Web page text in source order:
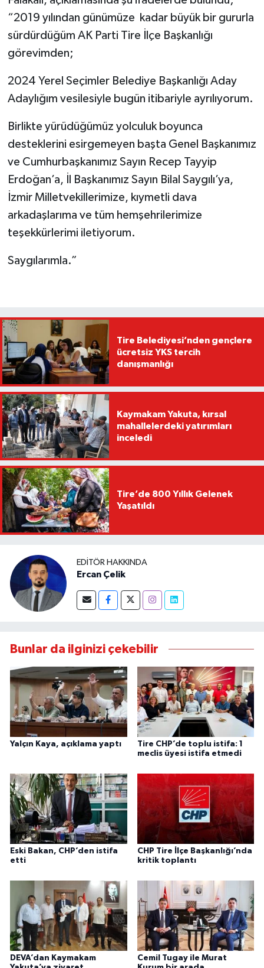
“2019 yılından günümüze kadar büyük bir gururla
sürdürdüğüm AK Parti Tire İlçe Başkanlığı
görevimden;
2024 Yerel Seçimler Belediye Başkanlığı Aday
Adaylığım vesilesiyle bugün itibariyle ayrılıyorum.
Birlikte yürüdüğümüz yolculuk boyunca
desteklerini esirgemeyen başta Genel Başkanımız
ve Cumhurbaşkanımız Sayın Recep Tayyip
Erdoğan’a, İl Başkanımız Sayın Bilal Saygılı’ya,
İzmir Milletvekillerimize, kıymetli dava
arkadaşlarıma ve tüm hemşehrilerimize
teşekkürlerimi iletiyorum.
Saygılarımla.”
Tire Belediyesi’nden gençlere
ücretsiz YKS tercih
danışmanlığı
Kaymakam Yakuta, kırsal
mahallelerdeki yatırımları
inceledi
Tire’de 800 Yıllık Gelenek
Yaşatıldı
EDITÖR HAKKINDA
Ercan Çelik
Bunlar da ilginizi çekebilir
Yalçın Kaya, açıklama yaptı
Tire CHP’de toplu istifa: 1
meclis üyesi istifa etmedi
Eski Bakan, CHP’den istifa
etti
CHP Tire İlçe Başkanlığı’nda
kritik toplantı
DEVA’dan Kaymakam
Cemil Tugay ile Murat